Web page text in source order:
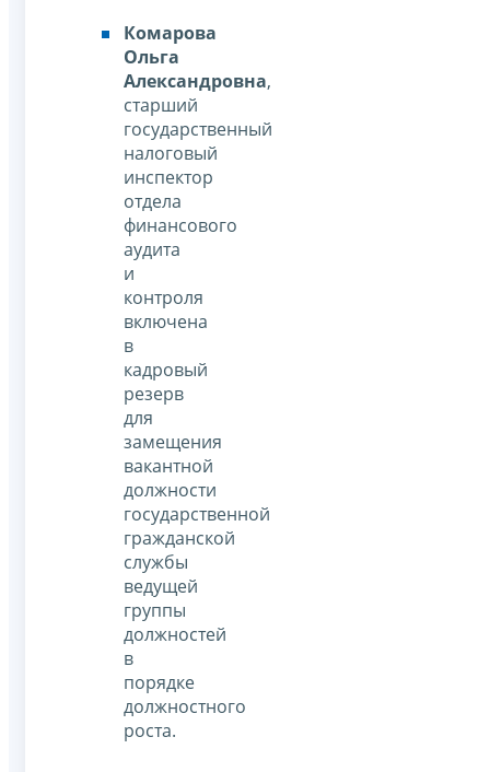
Комарова
Ольга
Александровна,
старший
государственный
налоговый
инспектор
отдела
финансового
аудита
и
контроля
включена
в
кадровый
резерв
для
замещения
вакантной
должности
государственной
гражданской
службы
ведущей
группы
должностей
в
порядке
должностного
роста.